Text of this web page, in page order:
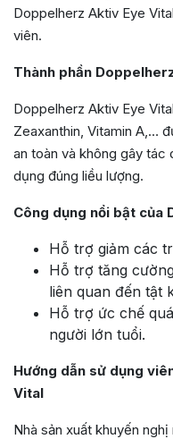
Doppelherz Aktiv Eye
viên.
Thành phần
Doppelherz Aktiv Eye
Zeaxanthin, Vitamin A,…
an toàn và không gây tác
dụng đúng liều lượng.
Công dụng nổi bật của
Hỗ trợ giảm các
Hỗ trợ tăng
liên quan đến tật
Hỗ trợ ức chế
người lớn tuổi.
Hướng dẫn sử dụng
Vital
Nhà sản xuất khuyến